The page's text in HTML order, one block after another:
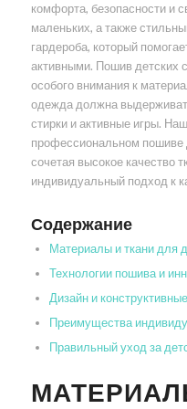
комфорта, безопасности и
маленьких, а также
гардероба, который
активными. Пошив детских
особого внимания к
одежда должна
стирки и активные игры.
профессиональном пошиве
сочетая высокое качество
индивидуальный подход к
Содержание
Материалы и ткани для
Технологии пошива и
Дизайн и
Преимущества
Правильный уход за